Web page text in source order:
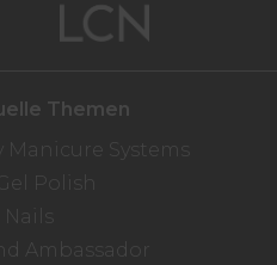
Themen
Manicure Systems
Polish
Nails
Ambassador